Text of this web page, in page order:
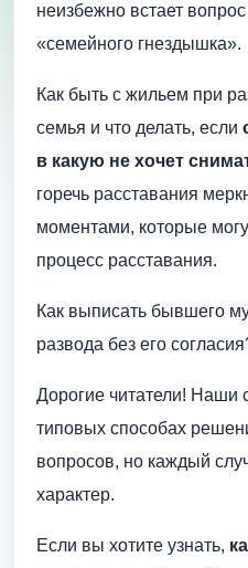
неизбежно встает
«семейного гнездышка».
Как быть с жильем при
семья и что делать, если
в какую не хочет
горечь расставания
моментами, которые
процесс расставания.
Как выписать бывшего
развода без его
Дорогие читатели! Наши
типовых способах
вопросов, но каждый
характер.
Если вы хотите узнать,